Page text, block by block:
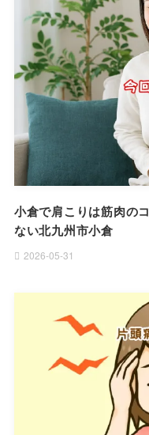
小倉で肩こりは筋肉の
ない北九州市小倉
2026-05-31